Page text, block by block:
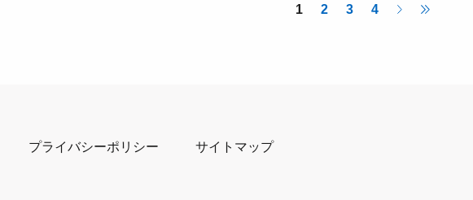
1 2 3 4
プライバシーポリシー サイトマップ